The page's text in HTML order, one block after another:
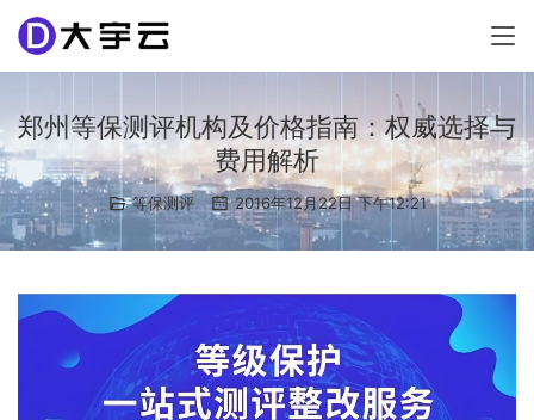
郑州等保测评机构及价格指南：权威选择与
费用解析
等保测评 2016年12月22日 下午12:21